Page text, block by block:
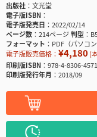
出版社
文光堂
電子版ISBN
電子版発売日
2022/02/14
ページ数
214ページ判型
フォーマット
PDF（パソコ
電子版販売価格： ¥4,180(
印刷版ISBN
978-4-8306-
印刷版発行年月
2018/09